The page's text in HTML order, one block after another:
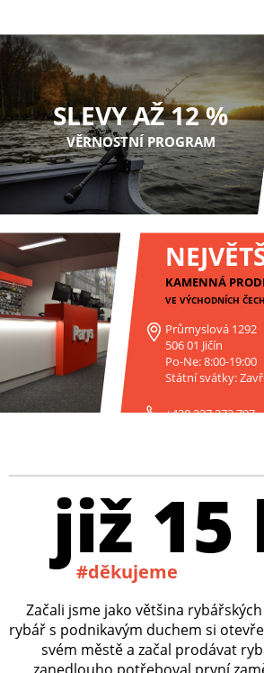
SLEVY AŽ 12 %
VĚRNOSTNÍ PROGRAM
KAMENNÁ
VE VÝCHODNÍCH
Průmyslová 1292
506 01 Jičín
Po-Ne: 8:00-19:00
Státní svátky:
+420 227 272 797
již 15
#děkujeme
Začali jsme jako většina
rybář s podnikavým duchem si
svém městě a začal prodávat